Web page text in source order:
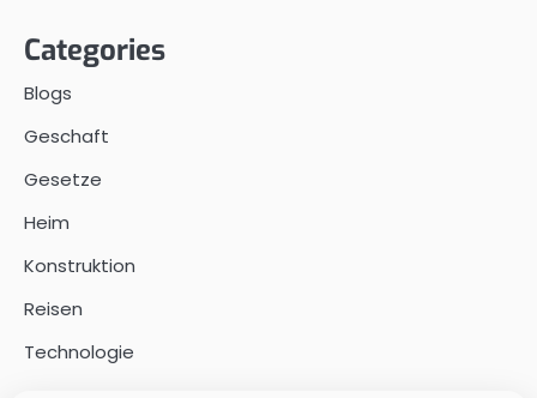
Categories
Blogs
Geschaft
Gesetze
Heim
Konstruktion
Reisen
Technologie